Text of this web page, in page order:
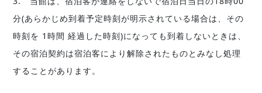
分(あらかじめ到着予定時刻が明示されている場合は、その
時刻を 1時間 経過した時刻)になっても到着しないときは、
その宿泊契約は宿泊客により解除されたものとみなし処理
することがあります。